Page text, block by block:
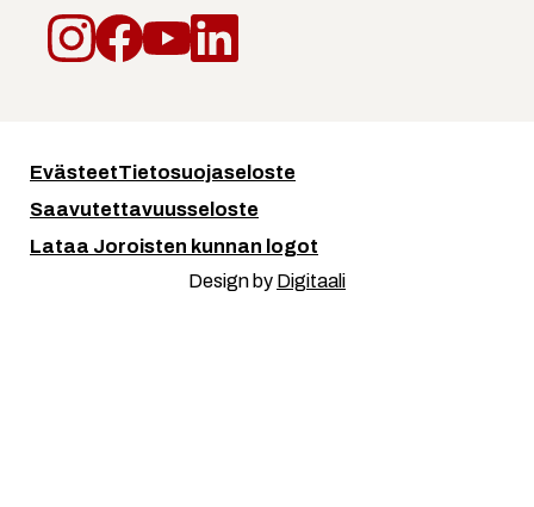
Instagram
Facebook
YouTube
LinkedIn
EvästeetTietosuojaseloste
Saavutettavuusseloste
Lataa Joroisten kunnan logot
Design by Digitaali